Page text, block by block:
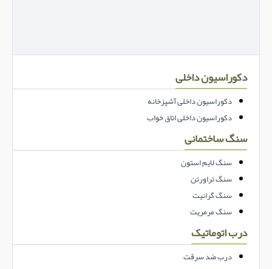
دکوراسیون داخلی
دکوراسیون داخلی آشپزخانه
دکوراسیون داخلی اتاق خواب
سنگ ساختمانی
سنگ لایم استون
سنگ تراورتن
سنگ گرانیت
سنگ مرمریت
درب اتوماتیک
درب ضد سرقت